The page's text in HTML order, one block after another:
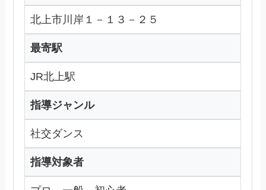
北上市川岸１－１３－２５
最寄駅
JR北上駅
指導ジャンル
社交ダンス
指導対象者